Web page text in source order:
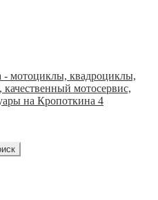
- мотоциклы, квадроциклы,
мотосервис,
на Кропоткина 4